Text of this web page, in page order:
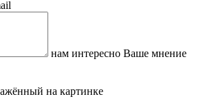
нам интересно Ваше мнение
на картинке